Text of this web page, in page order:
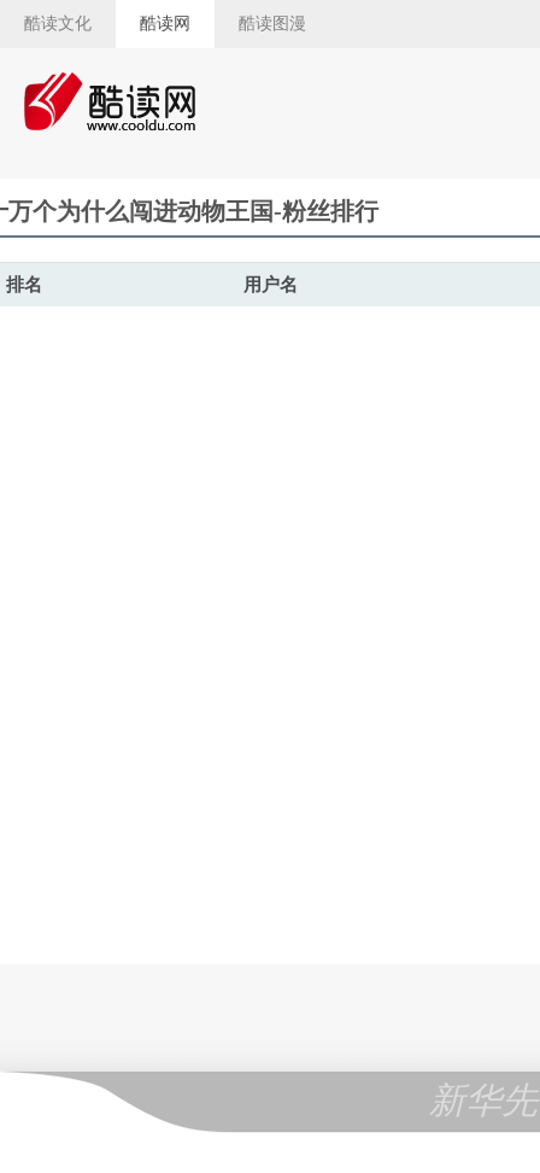
酷读文化 酷读网 酷读图漫
万个为什么闯进动物王国-粉丝排行
排名 用户名
新华